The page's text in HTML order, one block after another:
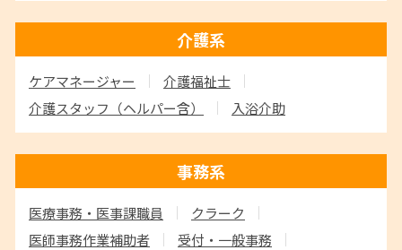
介護系
ケアマネージャー
介護福祉士
介護スタッフ （ヘルパー含） 入浴介助
事務系
医療事務・医事課職員
クラーク
医師事務作業補助者
受付・一般事務